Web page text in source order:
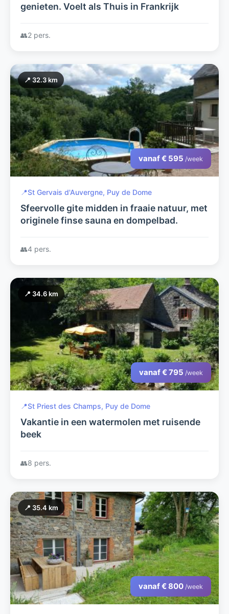
genieten. Voelt als Thuis in Frankrijk
👥2 pers.
📍 32.3 km
vanaf € 595 /week
📍St Gervais d'Auvergne, Puy de Dome
Sfeervolle gite midden in fraaie natuur, met
originele finse sauna en dompelbad.
👥4 pers.
📍 34.6 km
vanaf € 795 /week
📍St Priest des Champs, Puy de Dome
Vakantie in een watermolen met ruisende
beek
👥8 pers.
📍 35.4 km
vanaf € 800 /week